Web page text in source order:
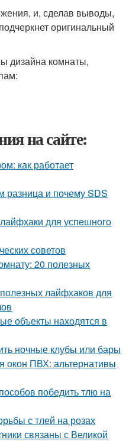
и, сделав выводы,
оригинальный
дизайна комнаты,
на сайте:
как работает
разница и почему SDS
для успешного
советов
20 полезных
лайфхаков для
объекты находятся в
ночные клубы или бары
окон ПВХ: альтернативы
победить тлю на
с тлей на розах
связаны с Великой